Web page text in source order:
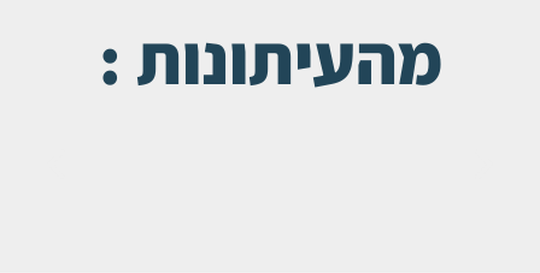
מהעיתונות :